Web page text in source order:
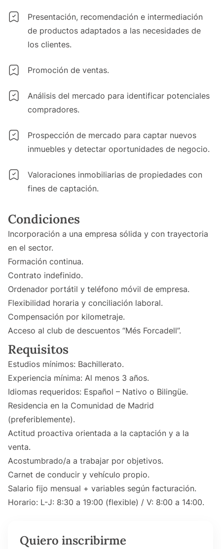
Presentación, recomendación e intermediación
de productos adaptados a las necesidades de
los clientes.
Promoción de ventas.
Análisis del mercado para identificar potenciales
compradores.
Prospección de mercado para captar nuevos
inmuebles y detectar oportunidades de negocio.
Valoraciones inmobiliarias de propiedades con
fines de captación.
Condiciones
Incorporación a una empresa sólida y con trayectoria
en el sector.
Formación continua.
Contrato indefinido.
Ordenador portátil y teléfono móvil de empresa.
Flexibilidad horaria y conciliación laboral.
Compensación por kilometraje.
Acceso al club de descuentos “Més Forcadell”.
Requisitos
Estudios mínimos: Bachillerato.
Experiencia mínima: Al menos 3 años.
Idiomas requeridos: Español – Nativo o Bilingüe.
Residencia en la Comunidad de Madrid
(preferiblemente).
Actitud proactiva orientada a la captación y a la
venta.
Acostumbrado/a a trabajar por objetivos.
Carnet de conducir y vehículo propio.
Salario fijo mensual + variables según facturación.
Horario: L-J: 8:30 a 19:00 (flexible) / V: 8:00 a 14:00.
Quiero inscribirme